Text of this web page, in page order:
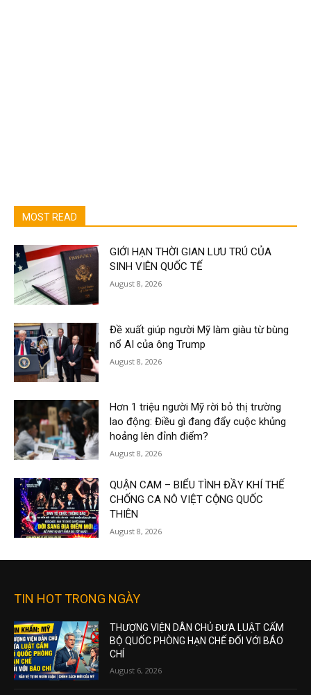
MOST READ
GIỚI HẠN THỜI GIAN LƯU TRÚ CỦA
SINH VIÊN QUỐC TẾ
August 8, 2026
Đề xuất giúp người Mỹ làm giàu từ bùng
nổ AI của ông Trump
August 8, 2026
Hơn 1 triệu người Mỹ rời bỏ thị trường
lao động: Điều gì đang đẩy cuộc khủng
hoảng lên đỉnh điểm?
August 8, 2026
QUẬN CAM – BIỂU TÌNH ĐẦY KHÍ THẾ
CHỐNG CA NÔ VIỆT CỘNG QUỐC
THIÊN
August 8, 2026
TIN HOT TRONG NGÀY
THƯỢNG VIỆN DÂN CHỦ ĐƯA LUẬT CẤM
BỘ QUỐC PHÒNG HẠN CHẾ ĐỐI VỚI BÁO
CHÍ
August 6, 2026